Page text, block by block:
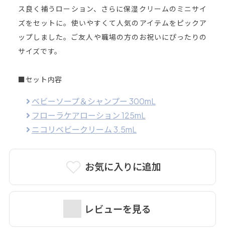
お気に入りに追加
レビューを見る
ス良く補うローション、さらに保湿クリームのミニサイ
ズをセットに。使いやすくて人気のアイテムをピックア
ップしました。ご友人や職場の方のお祝いにぴったりの
サイズです。
■セット内容
ベビーソープ＆シャンプー 300mL
フローラケアローション 125mL
ニコリベビークリーム 3.5mL